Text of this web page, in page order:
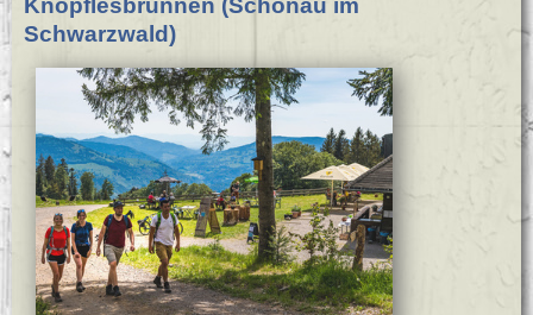
Knöpflesbrunnen (Schönau im
Schwarzwald)